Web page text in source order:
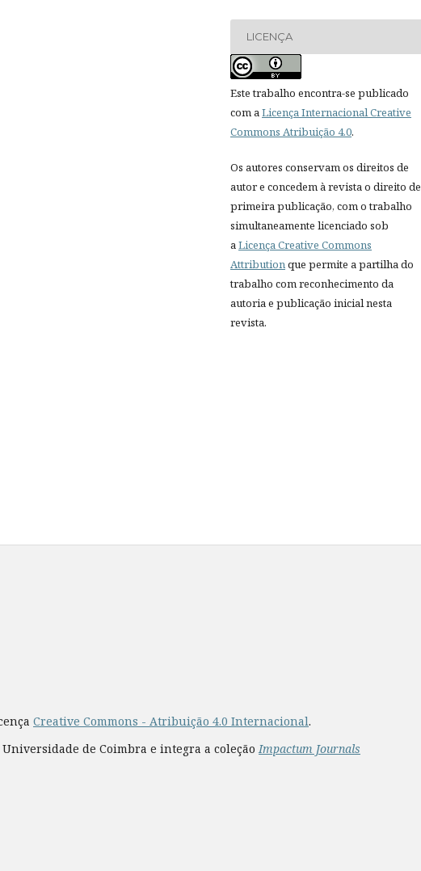
LICENÇA
Este trabalho encontra-se publicado
com aLicença Internacional Creative
Commons Atribuição 4.0.
Os autores conservam os direitos de
autor e concedem à revista o direito de
primeira publicação, com o trabalho
simultaneamente licenciado sob
aLicença Creative Commons
Attributionque permite a partilha do
trabalho com reconhecimento da
autoria e publicação inicial nesta
revista.
Creative Commons - Atribuição 4.0 Internacional.
de Coimbra e integra a coleçãoImpactum Journals